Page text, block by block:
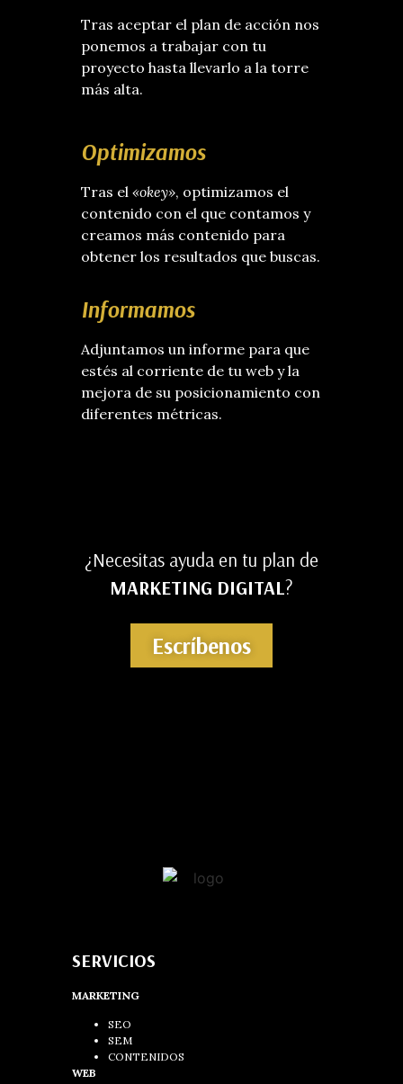
Tras aceptar el plan de acción nos
ponemos a trabajar con tu
proyecto hasta llevarlo a la torre
más alta.
Optimizamos
Tras el «okey», optimizamos el
contenido con el que contamos y
creamos más contenido para
obtener los resultados que buscas.
Informamos
Adjuntamos un informe para que
estés al corriente de tu web y la
mejora de su posicionamiento con
diferentes métricas.
¿Necesitas ayuda en tu plan de
MARKETING DIGITAL?
Escríbenos
SERVICIOS
MARKETING
SEO
SEM
CONTENIDOS
WEB